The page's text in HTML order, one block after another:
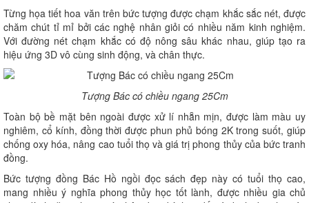
Từng họa tiết hoa văn trên bức tượng được chạm khắc sắc nét, được
chăm chút tỉ mỉ bởi các nghệ nhân giỏi có nhiều năm kinh nghiệm.
Với đường nét chạm khắc có độ nông sâu khác nhau, giúp tạo ra
hiệu ứng 3D vô cùng sinh động, và chân thực.
Tượng Bác có chiều ngang 25Cm
Toàn bộ bề mặt bên ngoài được xử lí nhẵn mịn, được làm màu uy
nghiêm, cổ kính, đồng thời được phun phủ bóng 2K trong suốt, giúp
chống oxy hóa, nâng cao tuổi thọ và giá trị phong thủy của bức tranh
đồng.
Bức tượng đồng Bác Hồ ngồi đọc sách đẹp này có tuổi thọ cao,
mang nhiều ý nghĩa phong thủy học tốt lành, được nhiều gia chủ